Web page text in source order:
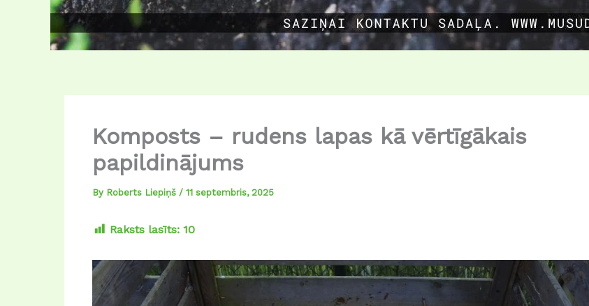
Komposts – rudens lapas kā vērtīgākais
papildinājums
By Roberts Liepiņš / 11 septembris, 2025
Raksts lasīts: 10